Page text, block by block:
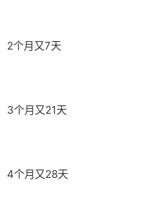
2个月又7天
3个月又21天
4个月又28天